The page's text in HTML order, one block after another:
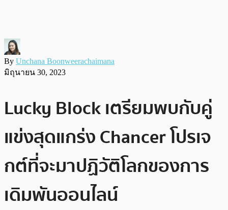
By Unchana Boonweerachaimana
มิถุนายน 30, 2023
Lucky Block เตรียมพบกับคู่
แข่งสุดแกร่ง Chancer โปรเจ
กต์ที่จะมาปฏิวัติโลกของการ
เดิมพันออนไลน์